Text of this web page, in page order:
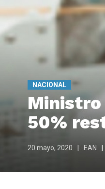
NACIONAL
50%
20 mayo, 2020 EAN